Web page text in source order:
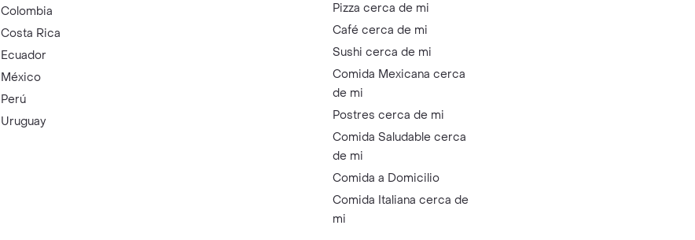
Colombia
Costa Rica
Ecuador
México
Perú
Uruguay
Pizza cerca de mi
Café cerca de mi
Sushi cerca de mi
Comida Mexicana cerca
de mi
Postres cerca de mi
Comida Saludable cerca
de mi
Comida a Domicilio
Comida Italiana cerca de
mi